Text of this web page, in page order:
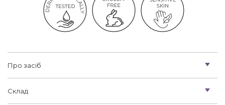
Про засіб
Склад